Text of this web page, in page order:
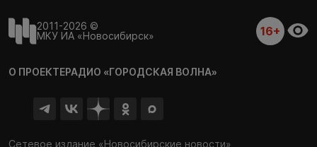
2011-2026 ©
МКУ ИА «Новосибирск»
16+
О ПРОЕКТЕРАДИО «ГОРОДСКАЯ ВОЛНА»
Сетевое издание «Новосибирские новости»